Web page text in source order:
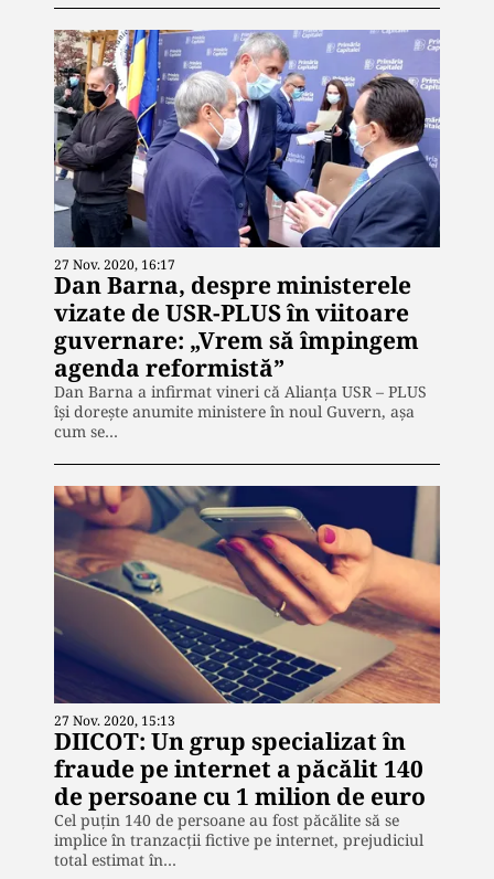
27 Nov. 2020, 16:17
Dan Barna, despre ministerele
vizate de USR-PLUS în viitoare
guvernare: „Vrem să împingem
agenda reformistă”
Dan Barna a infirmat vineri că Alianța USR – PLUS
își dorește anumite ministere în noul Guvern, așa
cum se…
27 Nov. 2020, 15:13
DIICOT: Un grup specializat în
fraude pe internet a păcălit 140
de persoane cu 1 milion de euro
Cel puțin 140 de persoane au fost păcălite să se
implice în tranzacții fictive pe internet, prejudiciul
total estimat în…